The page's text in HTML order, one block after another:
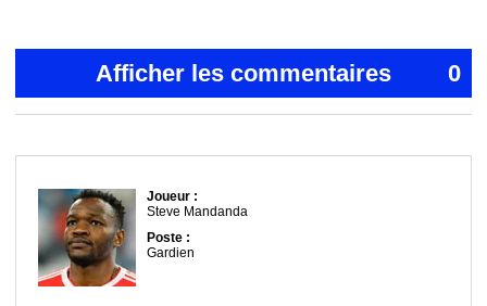
Afficher les commentaires 0
Joueur :
Steve Mandanda
Poste :
Gardien